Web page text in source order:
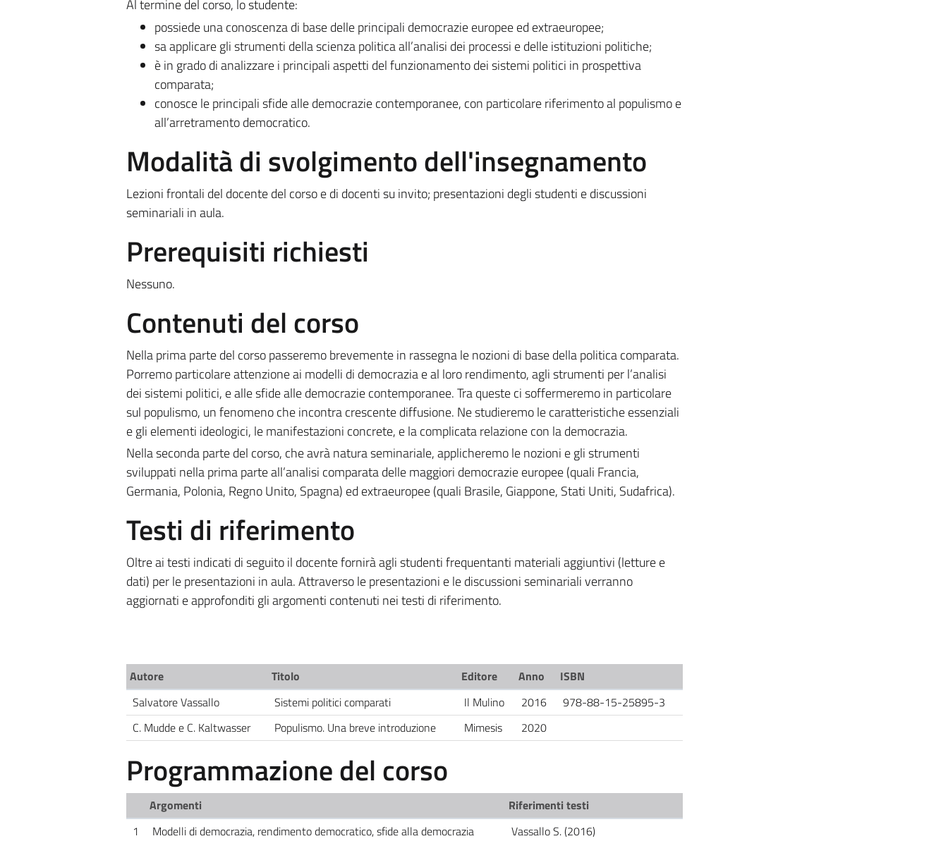
Al termine del corso, lo studente:
possiede una conoscenza di base delle principali democrazie europee ed extraeuropee;
sa applicare gli strumenti della scienza politica all’analisi dei processi e delle istituzioni politiche;
è in grado di analizzare i principali aspetti del funzionamento dei sistemi politici in prospettiva
comparata;
conosce le principali sfide alle democrazie contemporanee, con particolare riferimento al populismo e
all’arretramento democratico.
Modalità di svolgimento dell'insegnamento
Lezioni frontali del docente del corso e di docenti su invito; presentazioni degli studenti e discussioni
seminariali in aula.
Prerequisiti richiesti
Nessuno.
Contenuti del corso
Nella prima parte del corso passeremo brevemente in rassegna le nozioni di base della politica comparata.
Porremo particolare attenzione ai modelli di democrazia e al loro rendimento, agli strumenti per l’analisi
dei sistemi politici, e alle sfide alle democrazie contemporanee. Tra queste ci soffermeremo in particolare
sul populismo, un fenomeno che incontra crescente diffusione. Ne studieremo le caratteristiche essenziali
e gli elementi ideologici, le manifestazioni concrete, e la complicata relazione con la democrazia.
Nella seconda parte del corso, che avrà natura seminariale, applicheremo le nozioni e gli strumenti
sviluppati nella prima parte all’analisi comparata delle maggiori democrazie europee (quali Francia,
Germania, Polonia, Regno Unito, Spagna) ed extraeuropee (quali Brasile, Giappone, Stati Uniti, Sudafrica).
Testi di riferimento
Oltre ai testi indicati di seguito il docente fornirà agli studenti frequentanti materiali aggiuntivi (letture e
dati) per le presentazioni in aula. Attraverso le presentazioni e le discussioni seminariali verranno
aggiornati e approfonditi gli argomenti contenuti nei testi di riferimento.
Autore Titolo Editore Anno
ISBN
Salvatore Vassallo
Sistemi politici comparati Il Mulino 2016
978-88-15-25895-3
C. Mudde e C. Kaltwasser
Populismo. Una breve introduzione Mimesis 2020
Programmazione del corso
Argomenti
Riferimenti testi
1
Modelli di democrazia, rendimento democratico, sfide alla democrazia
Vassallo S. (2016)